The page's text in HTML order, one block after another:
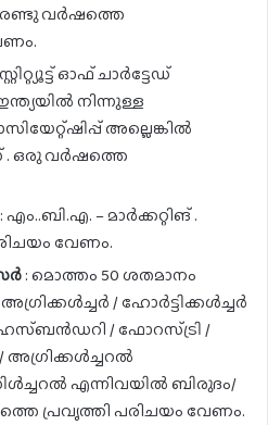
വർഷത്തെ
ഓഫ് ചാർട്ടേഡ്
നിന്നുള്ള
അല്ലെങ്കിൽ
ഒരു വർഷത്തെ
: എം..ബി.എ. – മാർക്കറ്റിങ് .
വേണം.
: മൊത്തം 50 ശതമാനം
/ ഹോർട്ടിക്കൾച്ചർ
/ ഫോറസ്ട്രി /
അഗ്രിക്കൾച്ചറൽ
എന്നിവയിൽ ബിരുദം/
പ്രവൃത്തി പരിചയം വേണം.